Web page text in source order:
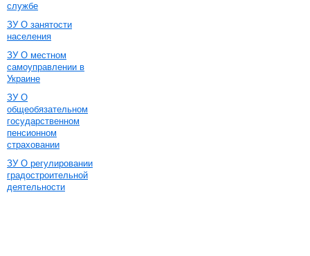
службе
ЗУ О занятости
населения
ЗУ О местном
самоуправлении в
Украине
ЗУ О
общеобязательном
государственном
пенсионном
страховании
ЗУ О регулировании
градостроительной
деятельности